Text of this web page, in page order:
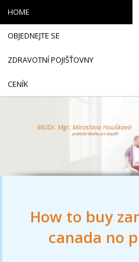
How to buy
canada no
HOME
OBJEDNEJTE SE
ZDRAVOTNÍ POJIŠŤOVNY
CENÍK